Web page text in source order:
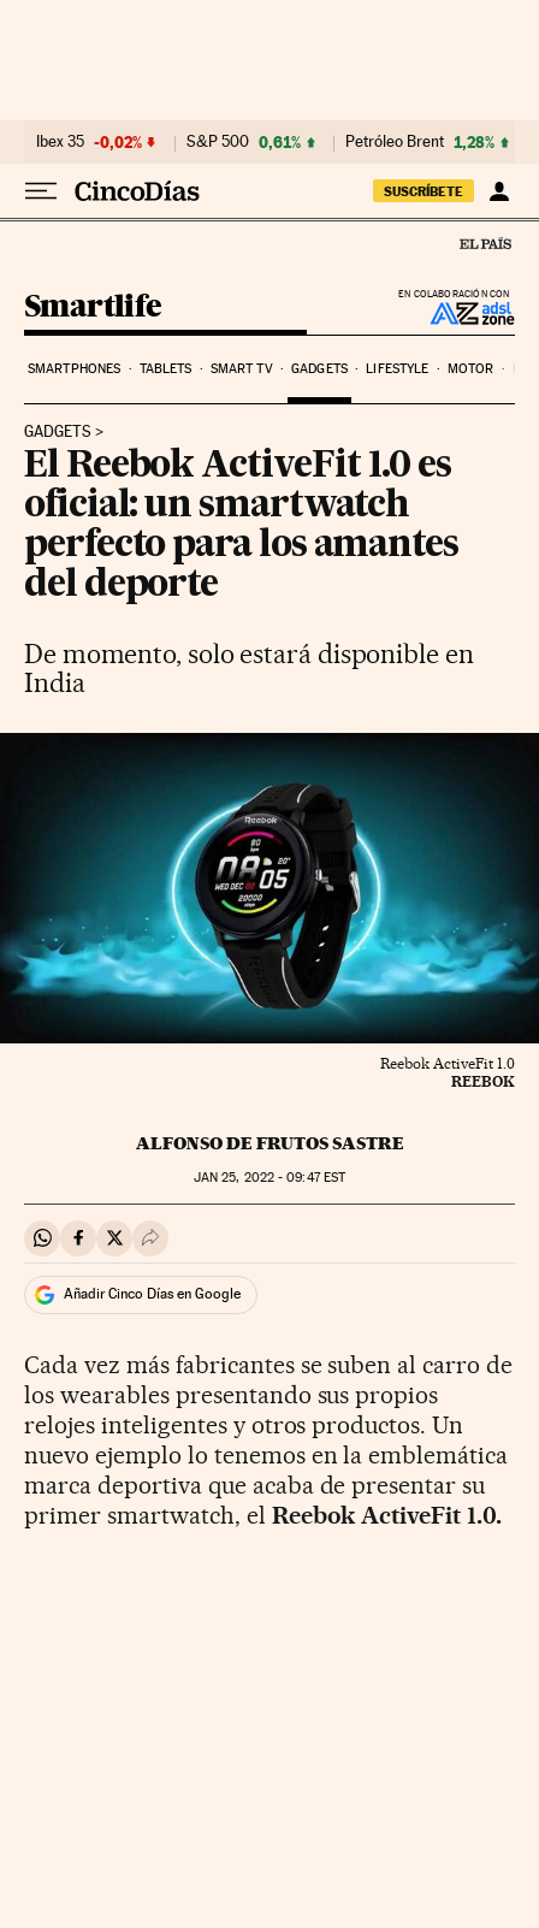
Ibex 35 -0,02% S&P 500 0,61% Petróleo Brent 1,28%
SUSCRÍBETE
EN COLABORACIÓN CON
Smartlife
SMARTPHONES TABLETS SMART TV GADGETS LIFESTYLE MOTOR
GADGETS
El Reebok ActiveFit 1.0 es
oficial: un smartwatch
perfecto para los amantes
del deporte
De momento, solo estará disponible en
India
Reebok ActiveFit 1.0
REEBOK
ALFONSO DE FRUTOS SASTRE
JAN 25, 2022 - 09:47EST
Compartir en Whatsapp
Compartir en Facebook
Compartir en Twitter
Desplegar Redes Sociales
Añadir Cinco Días en Google
Cada vez más fabricantes se suben al carro de
los wearables presentando sus propios
relojes inteligentes y otros productos. Un
nuevo ejemplo lo tenemos en la emblemática
marca deportiva que acaba de presentar su
primer smartwatch, el Reebok ActiveFit 1.0.